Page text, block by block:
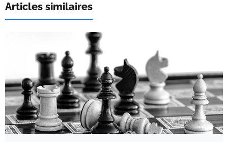
Articles similaires